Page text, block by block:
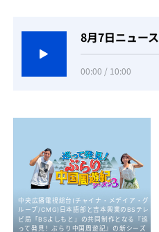
8月7日ニュース
00:00 / 10:00